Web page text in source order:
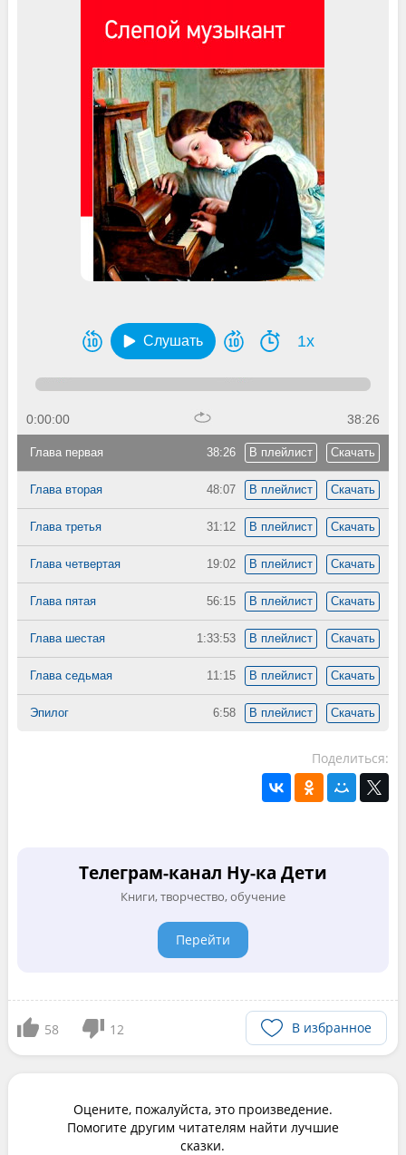
Слушать 1x
0:00:00 38:26
38:26 В плейлист Скачать
Глава первая
48:07 В плейлист Скачать
Глава вторая
31:12 В плейлист Скачать
Глава третья
19:02 В плейлист Скачать
Глава четвертая
56:15 В плейлист Скачать
Глава пятая
1:33:53 В плейлист Скачать
Глава шестая
11:15 В плейлист Скачать
Глава седьмая
6:58 В плейлист Скачать
Эпилог
Поделиться:
Телеграм-канал Ну-ка Дети
Книги, творчество, обучение
Перейти
58 12 В избранное
Оцените, пожалуйста, это произведение.
Помогите другим читателям найти лучшие
сказки.